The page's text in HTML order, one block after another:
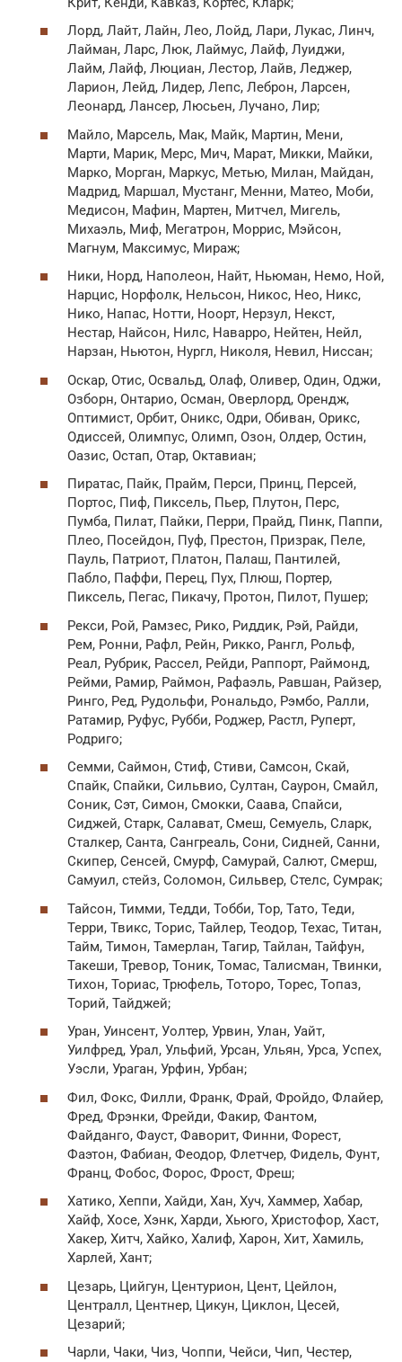
Лорд, Лайт, Лайн, Лео, Лойд, Лари, Лукас, Линч,
Лайман, Ларс, Люк, Лаймус, Лайф, Луиджи,
Лайм, Лайф, Люциан, Лестор, Лайв, Леджер,
Ларион, Лейд, Лидер, Лепс, Леброн, Ларсен,
Леонард, Лансер, Люсьен, Лучано, Лир;
Майло, Марсель, Мак, Майк, Мартин, Мени,
Марти, Марик, Мерс, Мич, Марат, Микки, Майки,
Марко, Морган, Маркус, Метью, Милан, Майдан,
Мадрид, Маршал, Мустанг, Менни, Матео, Моби,
Медисон, Мафин, Мартен, Митчел, Мигель,
Михаэль, Миф, Мегатрон, Моррис, Мэйсон,
Магнум, Максимус, Мираж;
Ники, Норд, Наполеон, Найт, Ньюман, Немо, Ной,
Нарцис, Норфолк, Нельсон, Никос, Нео, Никс,
Нико, Напас, Нотти, Ноорт, Нерзул, Некст,
Нестар, Найсон, Нилс, Наварро, Нейтен, Нейл,
Нарзан, Ньютон, Нургл, Николя, Невил, Ниссан;
Оскар, Отис, Освальд, Олаф, Оливер, Один, Оджи,
Озборн, Онтарио, Осман, Оверлорд, Орендж,
Оптимист, Орбит, Оникс, Одри, Обиван, Орикс,
Одиссей, Олимпус, Олимп, Озон, Олдер, Остин,
Оазис, Остап, Отар, Октавиан;
Пиратас, Пайк, Прайм, Перси, Принц, Персей,
Портос, Пиф, Пиксель, Пьер, Плутон, Перс,
Пумба, Пилат, Пайки, Перри, Прайд, Пинк, Паппи,
Плео, Посейдон, Пуф, Престон, Призрак, Пеле,
Пауль, Патриот, Платон, Палаш, Пантилей,
Пабло, Паффи, Перец, Пух, Плюш, Портер,
Пиксель, Пегас, Пикачу, Протон, Пилот, Пушер;
Рекси, Рой, Рамзес, Рико, Риддик, Рэй, Райди,
Рем, Ронни, Рафл, Рейн, Рикко, Рангл, Рольф,
Реал, Рубрик, Рассел, Рейди, Раппорт, Раймонд,
Рейми, Рамир, Раймон, Рафаэль, Равшан, Райзер,
Ринго, Ред, Рудольфи, Рональдо, Рэмбо, Ралли,
Ратамир, Руфус, Рубби, Роджер, Растл, Руперт,
Родриго;
Семми, Саймон, Стиф, Стиви, Самсон, Скай,
Спайк, Спайки, Сильвио, Султан, Саурон, Смайл,
Соник, Сэт, Симон, Смокки, Саава, Спайси,
Сиджей, Старк, Салават, Смеш, Семуель, Сларк,
Сталкер, Санта, Сангреаль, Сони, Сидней, Санни,
Скипер, Сенсей, Смурф, Самурай, Салют, Смерш,
Самуил, стейз, Соломон, Сильвер, Стелс, Сумрак;
Тайсон, Тимми, Тедди, Тобби, Тор, Тато, Теди,
Терри, Твикс, Торис, Тайлер, Теодор, Техас, Титан,
Тайм, Тимон, Тамерлан, Тагир, Тайлан, Тайфун,
Такеши, Тревор, Тоник, Томас, Талисман, Твинки,
Тихон, Ториас, Трюфель, Тоторо, Торес, Топаз,
Торий, Тайджей;
Уран, Уинсент, Уолтер, Урвин, Улан, Уайт,
Уилфред, Урал, Ульфий, Урсан, Ульян, Урса, Успех,
Уэсли, Ураган, Урфин, Урбан;
Фил, Фокс, Филли, Франк, Фрай, Фройдо, Флайер,
Фред, Фрэнки, Фрейди, Факир, Фантом,
Файданго, Фауст, Фаворит, Финни, Форест,
Фаэтон, Фабиан, Феодор, Флетчер, Фидель, Фунт,
Франц, Фобос, Форос, Фрост, Фреш;
Хатико, Хеппи, Хайди, Хан, Хуч, Хаммер, Хабар,
Хайф, Хосе, Хэнк, Харди, Хьюго, Христофор, Хаст,
Хакер, Хитч, Хайко, Халиф, Харон, Хит, Хамиль,
Харлей, Хант;
Цезарь, Цийгун, Центурион, Цент, Цейлон,
Централл, Центнер, Цикун, Циклон, Цесей,
Цезарий;
Чарли, Чаки, Чиз, Чоппи, Чейси, Чип, Честер,